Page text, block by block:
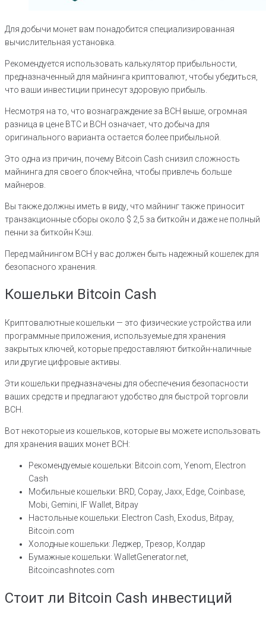
Для добычи монет вам понадобится специализированная
вычислительная установка.
Рекомендуется использовать калькулятор прибыльности,
предназначенный для майнинга криптовалют, чтобы убедиться,
что ваши инвестиции принесут здоровую прибыль.
Несмотря на то, что вознаграждение за BCH выше, огромная
разница в цене BTC и BCH означает, что добыча для
оригинального варианта остается более прибыльной.
Это одна из причин, почему Bitcoin Cash снизил сложность
майнинга для своего блокчейна, чтобы привлечь больше
майнеров.
Вы также должны иметь в виду, что майнинг также приносит
транзакционные сборы около $ 2,5 за биткойн и даже не полный
пенни за биткойн Кэш.
Перед майнингом BCH у вас должен быть надежный кошелек для
безопасного хранения.
Кошельки Bitcoin Cash
Криптовалютные кошельки — это физические устройства или
программные приложения, используемые для хранения
закрытых ключей, которые предоставляют биткойн-наличные
или другие цифровые активы.
Эти кошельки предназначены для обеспечения безопасности
ваших средств и предлагают удобство для быстрой торговли
BCH.
Вот некоторые из кошельков, которые вы можете использовать
для хранения ваших монет BCH:
Рекомендуемые кошельки: Bitcoin.com, Yenom, Electron
Cash
Мобильные кошельки: BRD, Copay, Jaxx, Edge, Coinbase,
Mobi, Gemini, IF Wallet, Bitpay
Настольные кошельки: Electron Cash, Exodus, Bitpay,
Bitcoin.com
Холодные кошельки: Леджер, Трезор, Колдар
Бумажные кошельки: WalletGenerator.net,
Bitcoincashnotes.com
Стоит ли Bitcoin Cash инвестиций